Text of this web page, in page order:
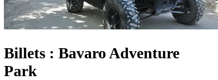
Billets : Bavaro Adventure
Park